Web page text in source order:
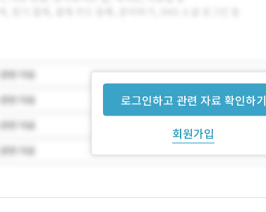
로그인하고 관련 자료 확인하기
회원가입